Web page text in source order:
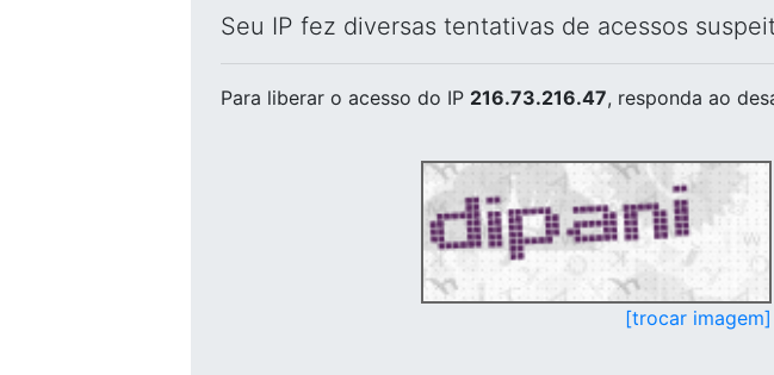
Seu IP fez diversas tentativas de acessos
Para liberar o acesso do IP 216.73.216.47, responda ao
[trocar imagem]